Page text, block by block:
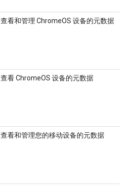
查看和管理 ChromeOS 设备的元数据
查看 ChromeOS 设备的元数据
查看和管理您的移动设备的元数据